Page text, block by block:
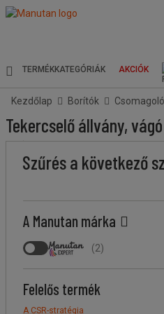
TERMÉKKATEGÓRIÁK AKCIÓK
Kezdőlap Borítók
Tekercselő állvány,
Szűrés a következő
A Manutan márka
(2)
Felelős termék
A CSR-stratégia
köteg
köteg
(tekercsek
szélessége
termék
szélessége